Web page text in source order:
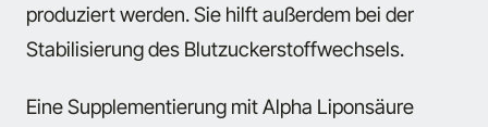
produziert werden. Sie hilft außerdem bei der
Stabilisierung des Blutzuckerstoffwechsels.
Eine Supplementierung mit Alpha Liponsäure